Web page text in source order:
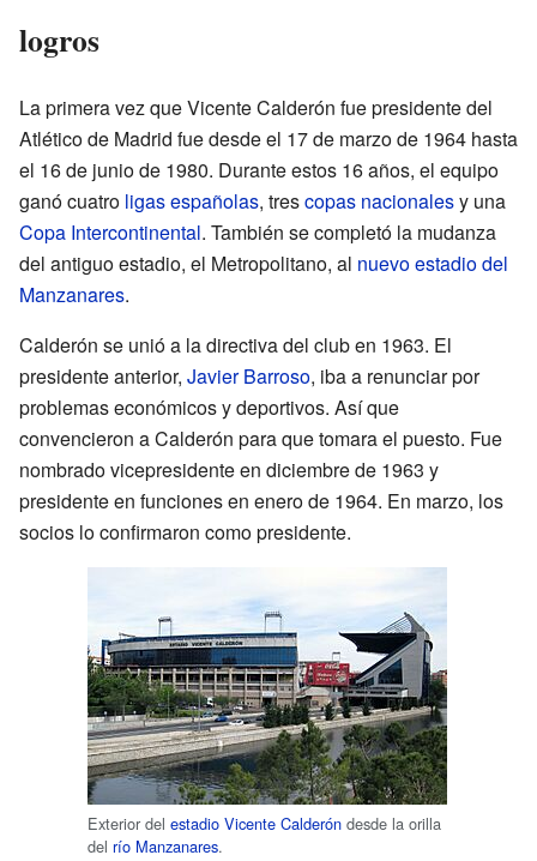
logros
La primera vez que Vicente Calderón fue presidente del
Atlético de Madrid fue desde el 17 de marzo de 1964 hasta
el 16 de junio de 1980. Durante estos 16 años, el equipo
ganó cuatro ligas españolas, trescopas nacionalesy una
Copa Intercontinental. También se completó la mudanza
del antiguo estadio, el Metropolitano, al nuevo estadio del
Manzanares.
Calderón se unió a la directiva del club en 1963. El
presidente anterior, Javier Barroso, iba a renunciar por
problemas económicos y deportivos. Así que
convencieron a Calderón para que tomara el puesto. Fue
nombrado vicepresidente en diciembre de 1963 y
presidente en funciones en enero de 1964. En marzo, los
socios lo confirmaron como presidente.
Exterior del estadio Vicente Calderón desde la orilla
del río Manzanares.